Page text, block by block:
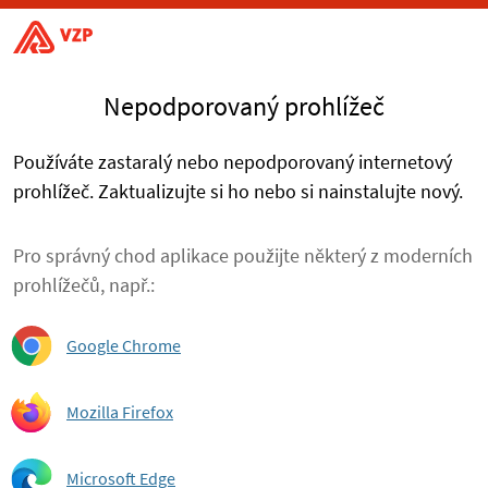
Nepodporovaný prohlížeč
Používáte zastaralý nebo nepodporovaný internetový
prohlížeč. Zaktualizujte si ho nebo si nainstalujte nový.
Pro správný chod aplikace použijte některý z moderních
prohlížečů, např.:
Google Chrome
Mozilla Firefox
Microsoft Edge